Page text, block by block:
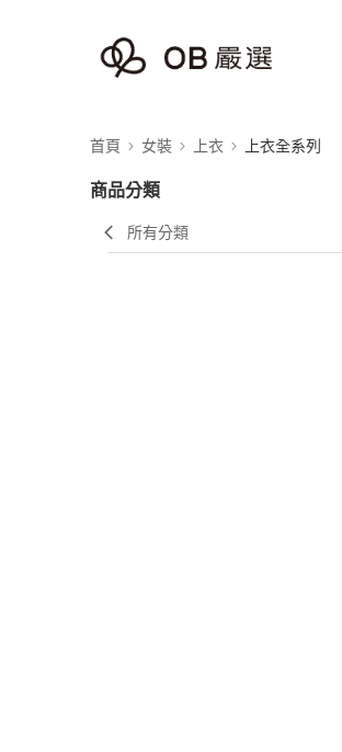
首頁 女裝 上衣 上衣全系列
商品分類
所有分類